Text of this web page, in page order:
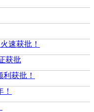
速获批！
获批
获批！